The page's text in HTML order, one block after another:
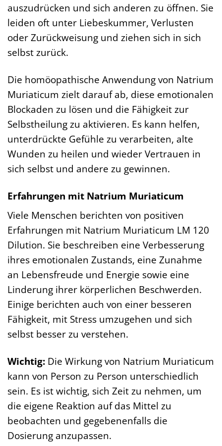
auszudrücken und sich anderen zu öffnen. Sie
leiden oft unter Liebeskummer, Verlusten
oder Zurückweisung und ziehen sich in sich
selbst zurück.
Die homöopathische Anwendung von Natrium
Muriaticum zielt darauf ab, diese emotionalen
Blockaden zu lösen und die Fähigkeit zur
Selbstheilung zu aktivieren. Es kann helfen,
unterdrückte Gefühle zu verarbeiten, alte
Wunden zu heilen und wieder Vertrauen in
sich selbst und andere zu gewinnen.
Erfahrungen mit Natrium Muriaticum
Viele Menschen berichten von positiven
Erfahrungen mit Natrium Muriaticum LM 120
Dilution. Sie beschreiben eine Verbesserung
ihres emotionalen Zustands, eine Zunahme
an Lebensfreude und Energie sowie eine
Linderung ihrer körperlichen Beschwerden.
Einige berichten auch von einer besseren
Fähigkeit, mit Stress umzugehen und sich
selbst besser zu verstehen.
Wichtig: Die Wirkung von Natrium Muriaticum
kann von Person zu Person unterschiedlich
sein. Es ist wichtig, sich Zeit zu nehmen, um
die eigene Reaktion auf das Mittel zu
beobachten und gegebenenfalls die
Dosierung anzupassen.